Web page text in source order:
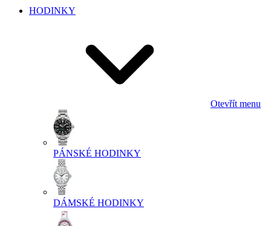
HODINKY
Otevřít menu
PÁNSKÉ HODINKY
DÁMSKÉ HODINKY